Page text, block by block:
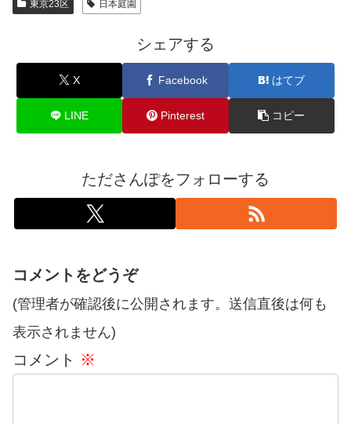
東京23区 日本庭園
シェアする
X Facebook はてブ
LINE Pinterest コピー
たださんぽをフォローする
コメントをどうぞ
(管理者が確認後に公開されます。送信直後は何も
表示されません)
コメント ※